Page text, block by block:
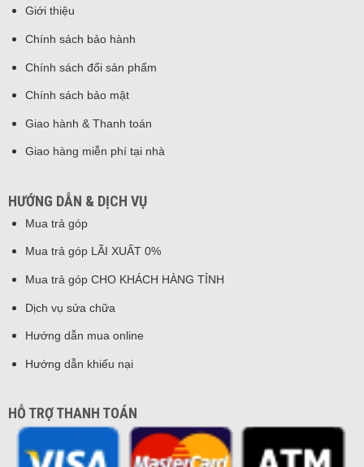
Giới thiệu
Chính sách bảo hành
Chính sách đổi sản phẩm
Chính sách bảo mật
Giao hành & Thanh toán
Giao hàng miễn phí tại nhà
HƯỚNG DẪN & DỊCH VỤ
Mua trả góp
Mua trả góp LÃI XUẤT 0%
Mua trả góp CHO KHÁCH HÀNG TỈNH
Dịch vụ sửa chữa
Hướng dẫn mua online
Hướng dẫn khiếu nại
HỖ TRỢ THANH TOÁN